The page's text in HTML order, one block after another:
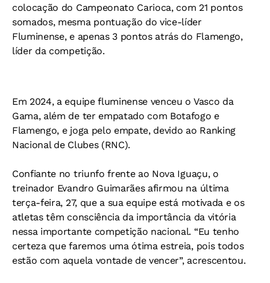
colocação do Campeonato Carioca, com 21 pontos
somados, mesma pontuação do vice-líder
Fluminense, e apenas 3 pontos atrás do Flamengo,
líder da competição.
Em 2024, a equipe fluminense venceu o Vasco da
Gama, além de ter empatado com Botafogo e
Flamengo, e joga pelo empate, devido ao Ranking
Nacional de Clubes (RNC).
Confiante no triunfo frente ao Nova Iguaçu, o
treinador Evandro Guimarães afirmou na última
terça-feira, 27, que a sua equipe está motivada e os
atletas têm consciência da importância da vitória
nessa importante competição nacional. “Eu tenho
certeza que faremos uma ótima estreia, pois todos
estão com aquela vontade de vencer”, acrescentou.